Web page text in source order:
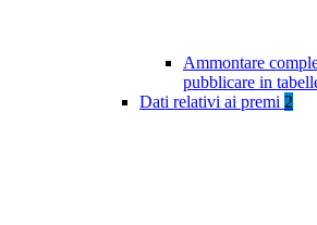
Ammontare
pubblicare in
Dati relativi ai premi 2